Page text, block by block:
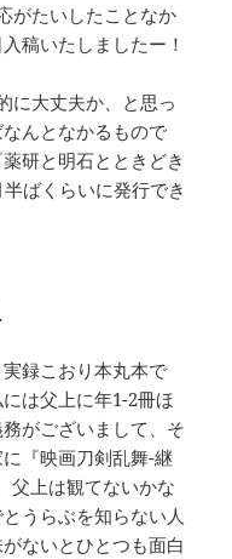
がたいしたことなか
稿いたしましたー！
に大丈夫か、と思っ
んとなかるもので
研と明石とときどき
ばくらいに発行でき
録こおり本丸本で
は父上に年1-2冊ほ
がございまして、そ
『映画刀剣乱舞-継
父上は観てないかな
うらぶを知らない人
ないとひとつも面白